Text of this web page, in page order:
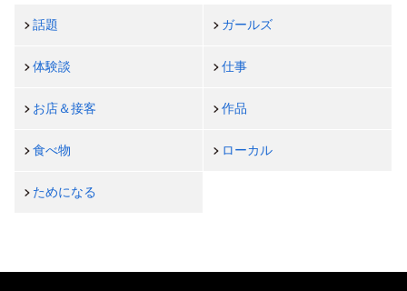
話題 ガールズ
体験談 仕事
お店＆接客 作品
食べ物 ローカル
ためになる